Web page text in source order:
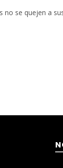
no se quejen a